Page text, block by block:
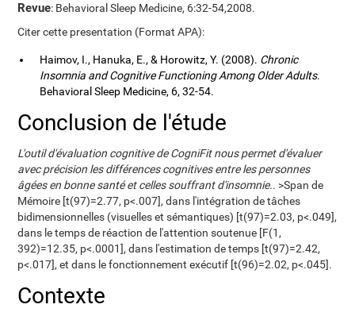
Revue: Behavioral Sleep Medicine, 6:32-54,2008.
Citer cette presentation (Format APA):
Haimov, I., Hanuka, E., & Horowitz, Y. (2008). Chronic
Insomnia and Cognitive Functioning Among Older Adults.
Behavioral Sleep Medicine, 6, 32-54.
Conclusion de l'étude
L'outil d'évaluation cognitive de CogniFit nous permet d'évaluer
avec précision les différences cognitives entre les personnes
âgées en bonne santé et celles souffrant d'insomnie.. >Span de
Mémoire [t(97)=2.77, p<.007], dans l'intégration de tâches
bidimensionnelles (visuelles et sémantiques) [t(97)=2.03, p<.049],
dans le temps de réaction de l'attention soutenue [F(1,
392)=12.35, p<.0001], dans l'estimation de temps [t(97)=2.42,
p<.017], et dans le fonctionnement exécutif [t(96)=2.02, p<.045].
Contexte